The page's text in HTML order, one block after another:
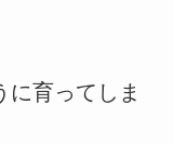
に育ってしま